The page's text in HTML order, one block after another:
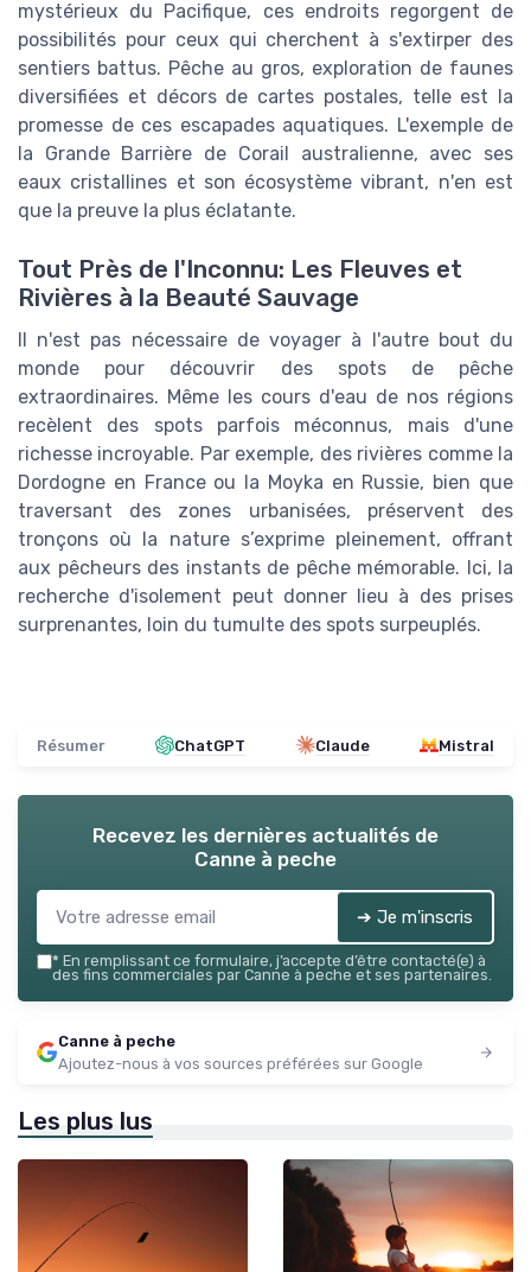
mystérieux du Pacifique, ces endroits regorgent de
possibilités pour ceux qui cherchent à s'extirper des
sentiers battus. Pêche au gros, exploration de faunes
diversifiées et décors de cartes postales, telle est la
promesse de ces escapades aquatiques. L'exemple de
la Grande Barrière de Corail australienne, avec ses
eaux cristallines et son écosystème vibrant, n'en est
que la preuve la plus éclatante.
Tout Près de l'Inconnu: Les Fleuves et
Rivières à la Beauté Sauvage
Il n'est pas nécessaire de voyager à l'autre bout du
monde pour découvrir des spots de pêche
extraordinaires. Même les cours d'eau de nos régions
recèlent des spots parfois méconnus, mais d'une
richesse incroyable. Par exemple, des rivières comme la
Dordogne en France ou la Moyka en Russie, bien que
traversant des zones urbanisées, préservent des
tronçons où la nature s’exprime pleinement, offrant
aux pêcheurs des instants de pêche mémorable. Ici, la
recherche d'isolement peut donner lieu à des prises
surprenantes, loin du tumulte des spots surpeuplés.
Résumer ChatGPT Claude Mistral
Recevez les dernières actualités de
Canne à peche
➔ Je m'inscris
* En remplissant ce formulaire, j’accepte d’être contacté(e) à
des fins commerciales par Canne à peche et ses partenaires.
Canne à peche
Ajoutez-nous à vos sources préférées sur Google
Les plus lus